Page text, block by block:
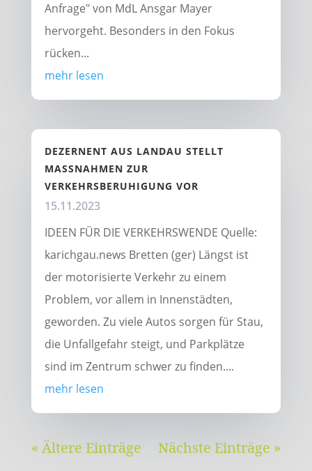
Anfrage" von MdL Ansgar Mayer
hervorgeht. Besonders in den Fokus
rücken...
mehr lesen
DEZERNENT AUS LANDAU STELLT
MASSNAHMEN ZUR V
ERKEHRSBERUHIGUNG VOR
15.11.2023
IDEEN FÜR DIE VERKEHRSWENDE Quelle:
karichgau.news Bretten (ger) Längst ist
der motorisierte Verkehr zu einem
Problem, vor allem in Innenstädten,
geworden. Zu viele Autos sorgen für Stau,
die Unfallgefahr steigt, und Parkplätze
sind im Zentrum schwer zu finden....
mehr lesen
« Ältere Einträge Nächste Einträge »